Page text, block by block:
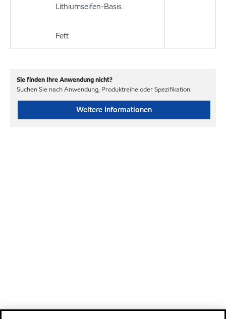
Lithiumseifen-Basis.
Fett
Sie finden Ihre Anwendung nicht?
Suchen Sie nach Anwendung, Produktreihe oder Spezifikation.
Weitere Informationen